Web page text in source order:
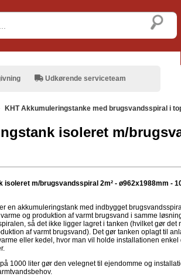
Udkørende serviceteam
KHT Akkumuleringstanke med brugsvandsspiral i
isoleret m/
isoleret m/brugsvandsspiral 2m² - ø962x1988mm -
en akkumuleringstank med indbygget
og produktion af varmt brugsvand i samme
så det ikke ligger lagret i tanken (hvilket gør det
af varmt brugsvand). Det gør tanken oplagt til
eller kedel, hvor man vil holde installationen enkel
1000 liter gør den velegnet til ejendomme og